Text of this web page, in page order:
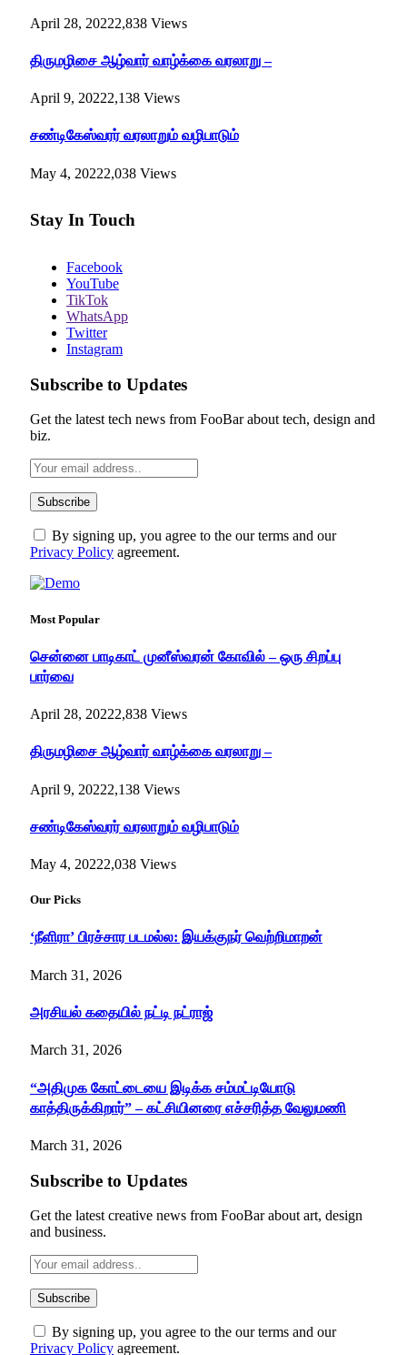
April 28, 20222,838 Views
திருமழிசை ஆழ்வார் வாழ்க்கை வரலாறு –
April 9, 20222,138 Views
சண்டிகேஸ்வரர் வரலாறும் வழிபாடும்
May 4, 20222,038 Views
Stay In Touch
Facebook
YouTube
TikTok
WhatsApp
Twitter
Instagram
Subscribe to Updates
Get the latest tech news from FooBar about tech, design and
biz.
By signing up, you agree to the our terms and our
Privacy Policy agreement.
Most Popular
சென்னை பாடிகாட் முனீஸ்வரன் கோவில் – ஒரு சிறப்பு
பார்வை
April 28, 20222,838 Views
திருமழிசை ஆழ்வார் வாழ்க்கை வரலாறு –
April 9, 20222,138 Views
சண்டிகேஸ்வரர் வரலாறும் வழிபாடும்
May 4, 20222,038 Views
Our Picks
‘நீளிரா’ பிரச்சார படமல்ல: இயக்குநர் வெற்றிமாறன்
March 31, 2026
அரசியல் கதையில் நட்டி நட்ராஜ்
March 31, 2026
“அதிமுக கோட்டையை இடிக்க சம்மட்டியோடு
காத்திருக்கிறார்” – கட்சியினரை எச்சரித்த வேலுமணி
March 31, 2026
Subscribe to Updates
Get the latest creative news from FooBar about art, design
and business.
By signing up, you agree to the our terms and our
Privacy Policy agreement.